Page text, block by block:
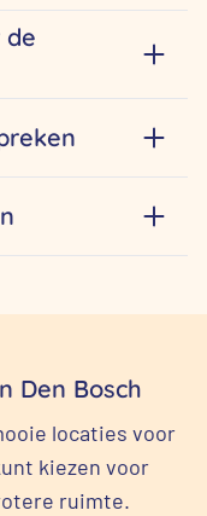
de
Den Bosch
locaties voor
kiezen voor
ruimte.